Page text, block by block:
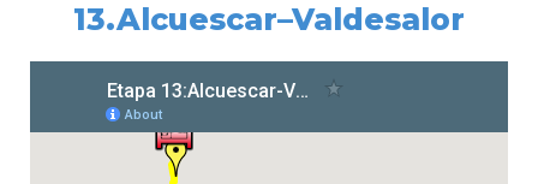
13.Alcuescar–Valdesalor